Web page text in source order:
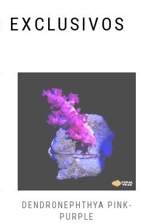
EXCLUSIVOS
DENDRONEPHTHYA PINK-
PURPLE